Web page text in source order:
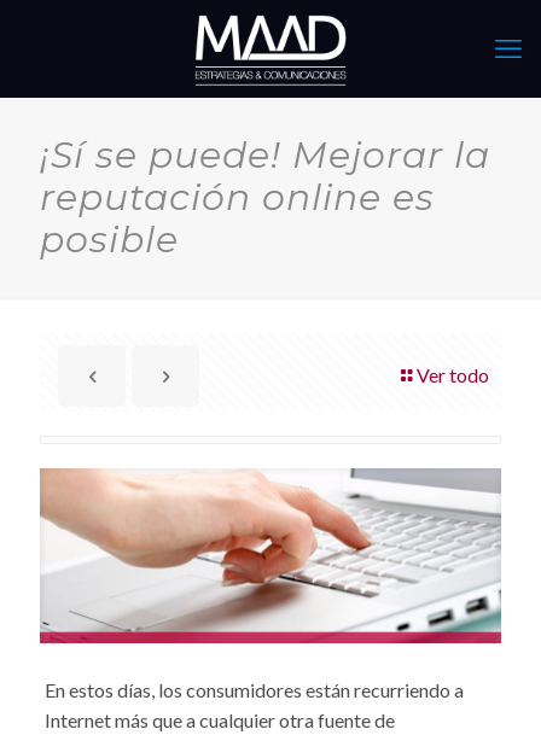
¡Sí se puede! Mejorar la
reputación online es
posible
Ver todo
En estos días, los consumidores están recurriendo a
Internet más que a cualquier otra fuente de